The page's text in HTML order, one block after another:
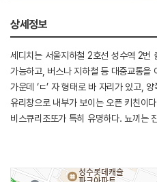
상세정보
세디치는 서울지하철 2호선 성수역 2번
가능하고, 버스나 지하철 등 대중교통을
가운데 ‘ㄷ’ 자 형태로 바 자리가 있고,
유리창으로 내부가 보이는 오픈 키친이
비스큐리조또가 특히 유명하다. 뇨끼는